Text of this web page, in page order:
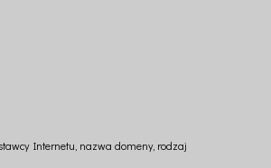
Internetu, nazwa domeny, rodzaj